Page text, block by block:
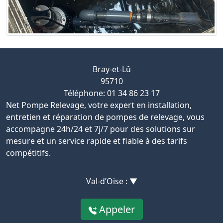
Bray-et-Lû
95710
Téléphone: 01 34 86 23 17
Net Pompe Relevage, votre expert en installation,
entretien et réparation de pompes de relevage, vous
accompagne 24h/24 et 7j/7 pour des solutions sur
mesure et un service rapide et fiable à des tarifs
compétitifs.
Val-d’Oise : ▼
Appeler